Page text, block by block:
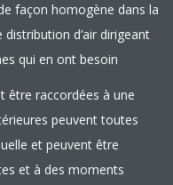
façon homogène dans la
distribution d’air dirigeant
qui en ont besoin
être raccordées à une
peuvent toutes
et peuvent être
et à des moments